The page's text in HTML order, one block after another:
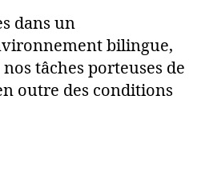
dans un
bilingue,
tâches porteuses de
outre des conditions